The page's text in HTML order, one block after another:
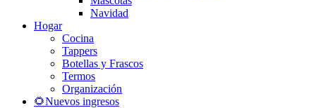
Navidad
Hogar
Cocina
Tappers
Botellas y Frascos
Termos
Organización
🌻Nuevos ingresos